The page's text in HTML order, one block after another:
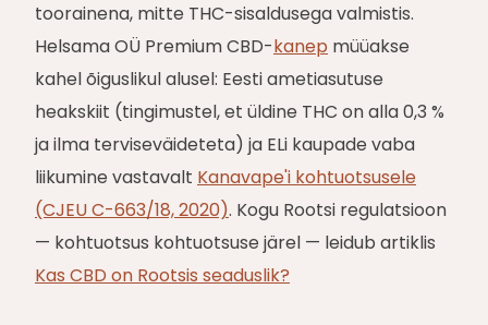
toorainena, mitte THC-sisaldusega valmistis.
Helsama OÜ Premium CBD-kanep müüakse
kahel õiguslikul alusel: Eesti ametiasutuse
heakskiit (tingimustel, et üldine THC on alla 0,3 %
ja ilma terviseväideteta) ja ELi kaupade vaba
liikumine vastavalt Kanavape'i kohtuotsusele
(CJEU C-663/18, 2020). Kogu Rootsi regulatsioon
— kohtuotsus kohtuotsuse järel — leidub artiklis
Kas CBD on Rootsis seaduslik?